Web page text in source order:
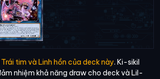
tim và Linh hồn của deck này. Ki-sikil
nhiệm khả năng draw cho deck và Lil-